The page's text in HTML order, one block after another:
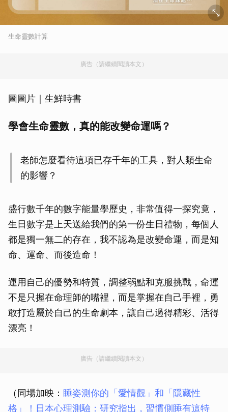
生命靈數計算
廣告（請繼續閱讀本文）
圖圖片｜生鮮時書
學會生命靈數，真的能改變命運嗎？
老師怎麼看待這項已存千年的工具，對人類生命
的影響？
盛行數千年的數字能量學歷史，非常值得一探究竟，
生日數字是上天送給我們的第一份生日禮物，每個人
都是獨一無二的存在，我不認為是改變命運，而是知
命、運命、而後造命！
運用自己的優勢和特質，調整弱點和克服挑戰，命運
不是只握在命理師的嘴裡，而是掌握在自己手裡，勇
敢打造屬於自己的生命劇本，讓自己過得精彩、活得
漂亮！
廣告（請繼續閱讀本文）
（同場加映： 睡姿測你的「愛情觀」和「隱藏性
格」！日本心理測驗：研究指出，習慣側睡有這特